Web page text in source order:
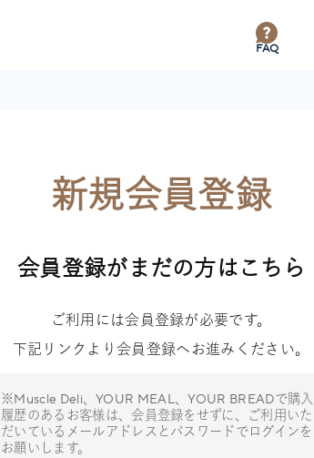
FAQ
新規会員登録
会員登録がまだの方はこちら
ご利用には会員登録が必要です。
下記リンクより会員登録へお進みください。
※Muscle Deli、YOUR MEAL、YOUR BREADで購入
履歴のあるお客様は、会員登録をせずに、ご利用いた
だいているメールアドレスとパスワードでログインを
お願いします。